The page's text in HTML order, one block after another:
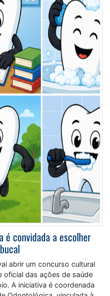
é convidada a escolher
abrir um concurso cultural
oficial das ações de saúde
A iniciativa é coordenada